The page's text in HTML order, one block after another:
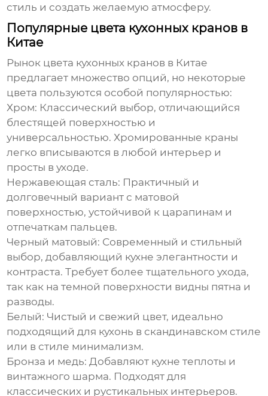
стиль и создать желаемую атмосферу.
Популярные цвета кухонных кранов в
Китае
Рынок цвета кухонных кранов в Китае
предлагает множество опций, но некоторые
цвета пользуются особой популярностью:
Хром: Классический выбор, отличающийся
блестящей поверхностью и
универсальностью. Хромированные краны
легко вписываются в любой интерьер и
просты в уходе.
Нержавеющая сталь: Практичный и
долговечный вариант с матовой
поверхностью, устойчивой к царапинам и
отпечаткам пальцев.
Черный матовый: Современный и стильный
выбор, добавляющий кухне элегантности и
контраста. Требует более тщательного ухода,
так как на темной поверхности видны пятна и
разводы.
Белый: Чистый и свежий цвет, идеально
подходящий для кухонь в скандинавском стиле
или в стиле минимализм.
Бронза и медь: Добавляют кухне теплоты и
винтажного шарма. Подходят для
классических и рустикальных интерьеров.